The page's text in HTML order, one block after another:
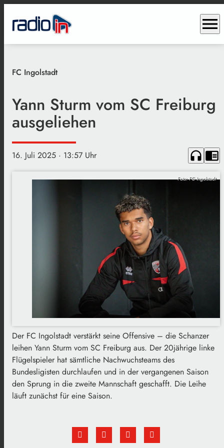
menu
FC Ingolstadt
Yann Sturm vom SC Freiburg
ausgeliehen
16. Juli 2025 · 13:57 Uhr headphones chrome_reader_mode
Foto: FC Ingolstadt
Der FC Ingolstadt verstärkt seine Offensive – die Schanzer
leihen Yann Sturm vom SC Freiburg aus. Der 20jährige linke
Flügelspieler hat sämtliche Nachwuchsteams des
Bundesligisten durchlaufen und in der vergangenen Saison
den Sprung in die zweite Mannschaft geschafft. Die Leihe
läuft zunächst für eine Saison.